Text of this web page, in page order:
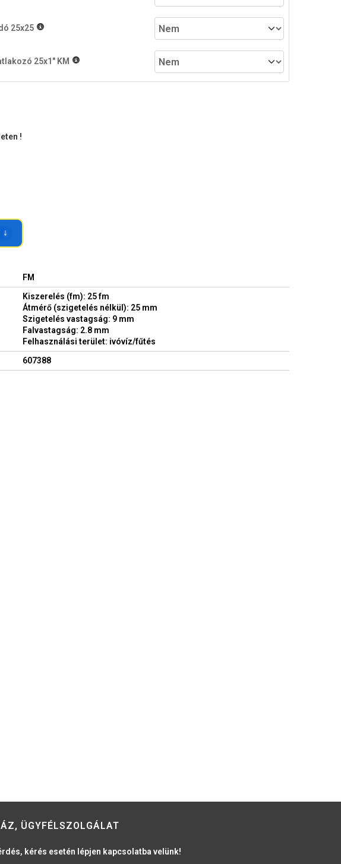
25x25
25x1" KM
!
itt: ↑ ↓
FM
Kiszerelés (fm): 25 fm
Átmérő (szigetelés nélkül): 25 mm
Szigetelés vastagság: 9 mm
Falvastagság: 2.8 mm
Felhasználási terület: ivóvíz/fűtés
607388
ÜGYFÉLSZOLGÁLAT
kérés esetén lépjen kapcsolatba velünk!